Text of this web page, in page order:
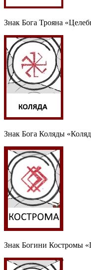
Знак Бога Трояна
Знак Бога Коляды
Знак Богини Костромы